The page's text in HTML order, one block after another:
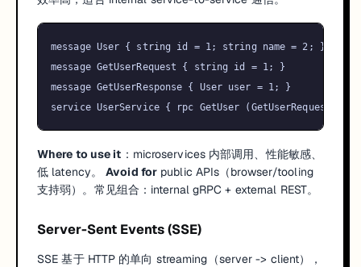
message User { string id = 1; string name = 2; }
message GetUserRequest { string id = 1; }
message GetUserResponse { User user = 1; }
Where to use it ：microservices 内部调用、性能敏感、
低 latency。Avoid for public APIs（browser/tooling
支持弱）。常见组合：internal gRPC + external REST。
Server-Sent Events (SSE)
SSE 基于 HTTP 的单向 streaming（server -> client），